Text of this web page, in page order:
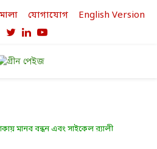
যোগাযোগ English Version
Facebook
TwitterLinkedinYoutube
মানব বন্ধন এবং সাইকেল র‌্যালী